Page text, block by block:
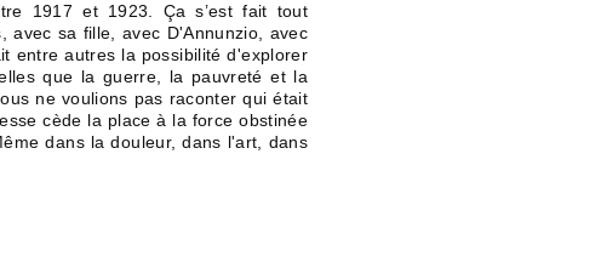
1917 et 1923. Ça s’est fait tout
avec sa fille, avec D'Annunzio, avec
entre autres la possibilité d'explorer
que la guerre, la pauvreté et la
ne voulions pas raconter qui était
cède la place à la force obstinée
dans la douleur, dans l'art, dans